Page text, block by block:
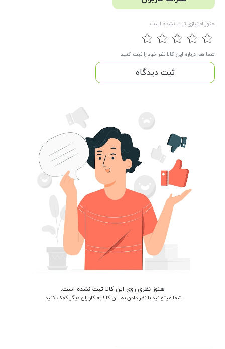
هنوز امتیازی ثبت نشده است
شما هم درباره این کالا نظر خود را ثبت کنید
ثبت دیدگاه
هنوز نظری روی این کالا ثبت نشده است.
شما میتوانید با نظر دادن به این کالا به کاربران دیگر کمک کنید.